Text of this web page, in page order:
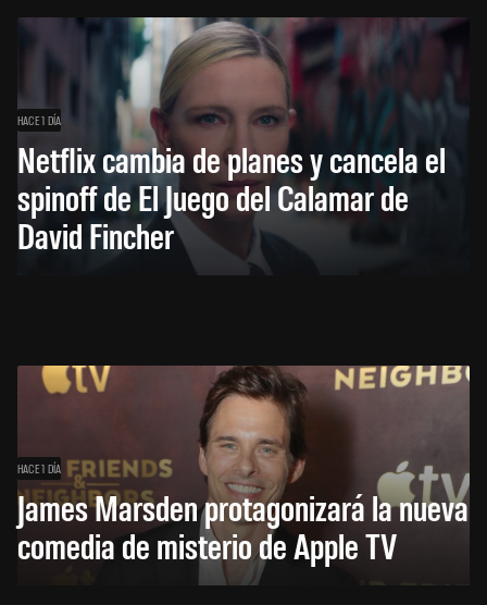
HACE 1 DÍA
Netflix cambia de planes y cancela el
spinoff de El Juego del Calamar de
David Fincher
HACE 1 DÍA
James Marsden protagonizará la nueva
comedia de misterio de Apple TV